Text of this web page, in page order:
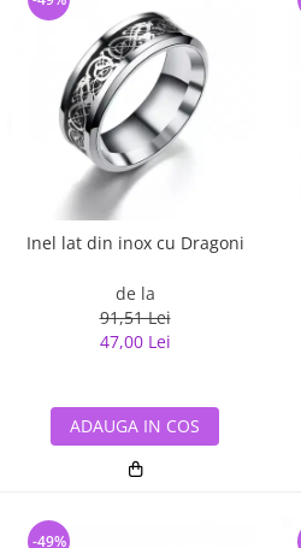
Inel lat din inox cu Dragoni
de la
91,51 Lei
47,00 Lei
ADAUGA IN COS
-49%